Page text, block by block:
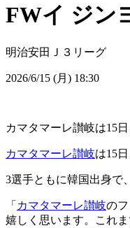
FWイ ジン
明治安田Ｊ３リーグ
2026/6/15 (月) 18:30
カマタマーレ讃岐は15
カマタマーレ讃岐は15
3選手ともに韓国出身で
「 カマタマーレ讃岐の
嬉しく思います。これ